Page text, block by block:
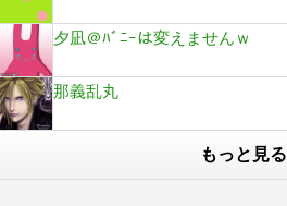
夕凪＠ﾊﾞﾆｰは変えませんｗ
那義乱丸
もっと見る